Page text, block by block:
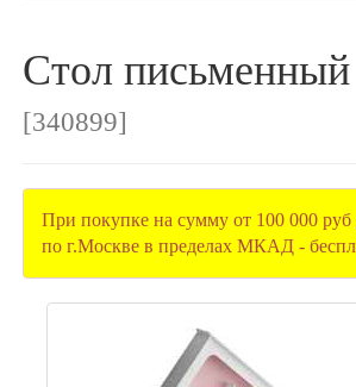
Стол
[340899]
При покупке на сумму от 100 000 руб
по г.Москве в пределах МКАД -